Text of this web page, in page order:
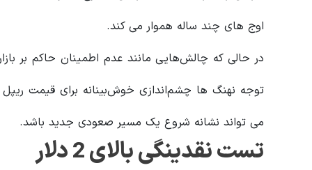
اوج های چند ساله هموار می کند.
در حالی که چالش‌هایی مانند عدم اطمینان حاکم بر
توجه نهنگ ها چشم‌اندازی خوش‌بینانه برای قیمت
می تواند نشانه شروع یک مسیر صعودی جدید باشد.
تست نقدینگی بالای 2 دلار